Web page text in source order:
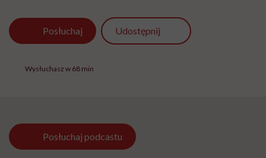
Posłuchaj Udostępnij
Wysłuchasz w 68 min
Posłuchaj podcastu